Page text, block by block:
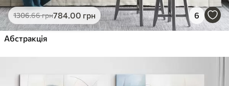
1306.66грн784.00 грн 6
Абстракція